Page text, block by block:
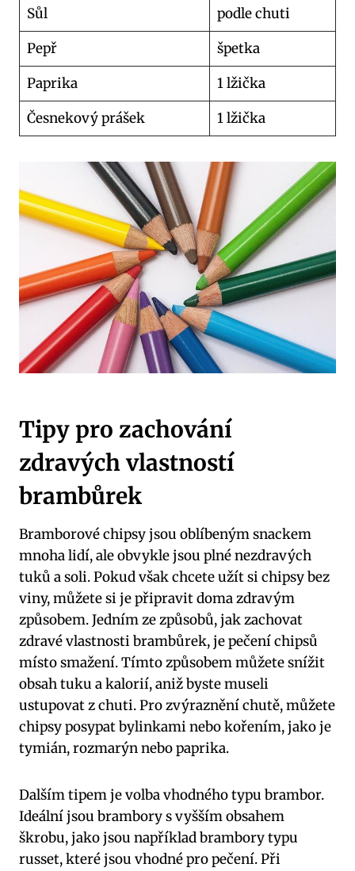
Sůl
podle chuti
Pepř
špetka
Paprika
1 lžička
Česnekový prášek
1 lžička
Tipy pro zachování
zdravých vlastností
brambůrek
Bramborové chipsy jsou oblíbeným snackem
mnoha lidí, ale obvykle jsou plné nezdravých
tuků a soli. Pokud však chcete užít si chipsy bez
viny, můžete si je připravit doma zdravým
způsobem. Jedním ze způsobů, jak zachovat
zdravé vlastnosti brambůrek, je pečení chipsů
místo smažení. Tímto způsobem můžete snížit
obsah tuku a kalorií, aniž byste museli
ustupovat z chuti. Pro zvýraznění chutě, můžete
chipsy posypat bylinkami nebo kořením, jako je
tymián, rozmarýn nebo paprika.
Dalším tipem je volba vhodného typu brambor.
Ideální jsou brambory s vyšším obsahem
škrobu, jako jsou například brambory typu
russet, které jsou vhodné pro pečení. Při